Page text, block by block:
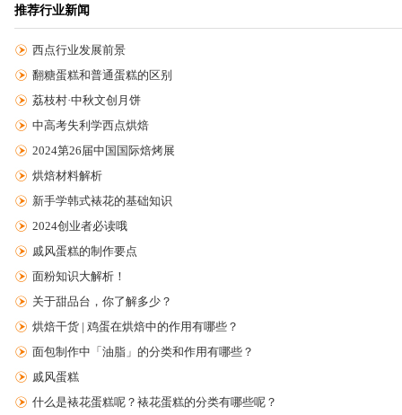
推荐行业新闻
西点行业发展前景
翻糖蛋糕和普通蛋糕的区别
荔枝村·中秋文创月饼
中高考失利学西点烘焙
2024第26届中国国际焙烤展
烘焙材料解析
新手学韩式裱花的基础知识
2024创业者必读哦
戚风蛋糕的制作要点
面粉知识大解析！
关于甜品台，你了解多少？
烘焙干货 | 鸡蛋在烘焙中的作用有哪些？
面包制作中「油脂」的分类和作用有哪些？
戚风蛋糕
什么是裱花蛋糕呢？裱花蛋糕的分类有哪些呢？